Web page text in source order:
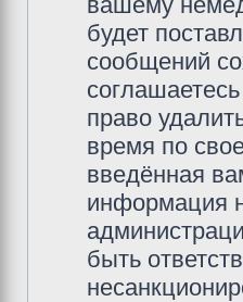
будет
сообщений
право
время по
введённая
информация
быть